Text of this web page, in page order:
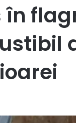
în